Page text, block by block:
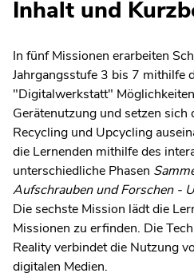
Inhalt und
In fünf Missionen erarbeiten
Jahrgangsstufe 3 bis 7 mithilfe
"Digitalwerkstatt"
Gerätenutzung und setzen sich
Recycling und Upcycling
die Lernenden mithilfe des
unterschiedliche Phasen
Aufschrauben und Forschen -
Die sechste Mission lädt die
Missionen zu erfinden. Die
Reality verbindet die Nutzung
digitalen Medien.